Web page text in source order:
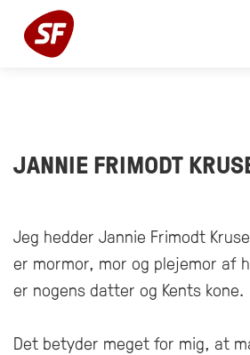
JANNIE FRIMODT
Jeg hedder Jannie Frimodt
er mormor, mor og plejemor af
er nogens datter og Kents kone.
Det betyder meget for mig, at